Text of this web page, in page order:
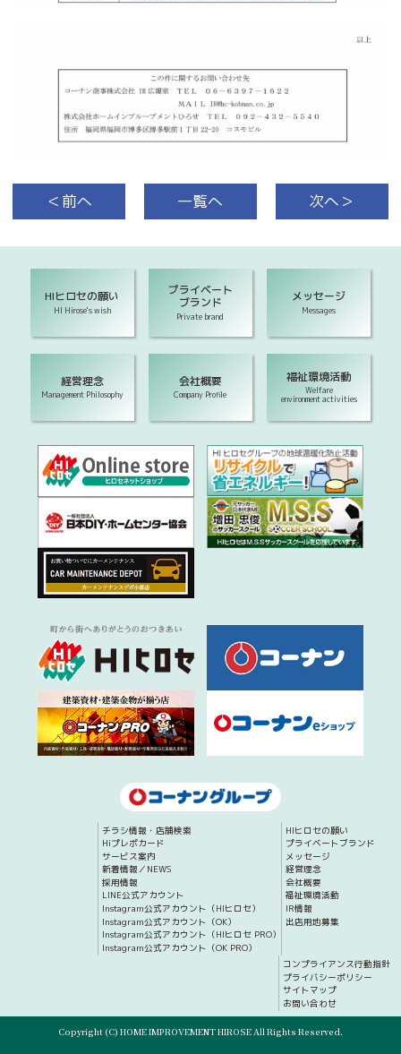
＜前へ 一覧へ 次へ＞
HIヒロセの願い
HI Hirose's wish
プライベート
ブランド
Private brand
メッセージ
Messages
経営理念
Management Philosophy
会社概要
Company Profile
福祉環境活動
Welfare
environment activities
チラシ情報・店舗検索
Hiプレポカード
サービス案内
新着情報／NEWS
採用情報
LINE公式アカウント
Instagram公式アカウント（HIヒロセ）
Instagram公式アカウント（OK）
Instagram公式アカウント（HIヒロセ PRO）
Instagram公式アカウント（OK PRO）
HIヒロセの願い
プライベートブランド
メッセージ
経営理念
会社概要
福祉環境活動
IR情報
出店用地募集
コンプライアンス行動指針
プライバシーポリシー
サイトマップ
お問い合わせ
Copyright (C) HOME IMPROVEMENT HIROSE All Rights Reserved.